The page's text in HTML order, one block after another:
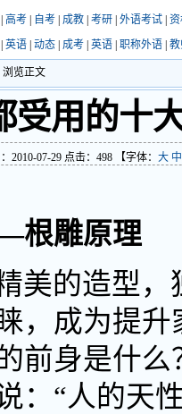
高考 自考 成教 考研 外语考试
英语 动态 成考 英语 职称外语
浏览正文
受用的十
2010-07-29 点击： 498 【字体： 大 中
根雕原理
美的造型，
，成为提
前身是什
：“人的天